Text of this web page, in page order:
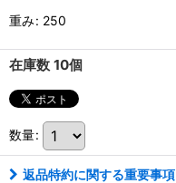
重み: 250
在庫数 10個
数量:
返品特約に関する重要事項